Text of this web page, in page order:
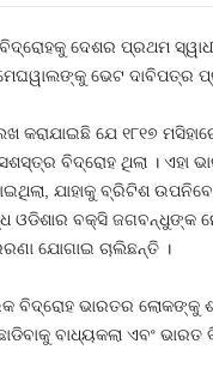
ଦେଶର ପ୍ରଥମ
ଭେଟ ଦାବିପତ୍ର
ଯେ ୧୮୧୭
ବିଦ୍ରୋହ ଥିଲା । ଏହା
ଯାହାକୁ ବ୍ରିଟିଶ
ଓଡିଶାର ବକ୍ସି ଜଗବନ୍ଧୁଙ୍କ
ଯୋଗାଇ ଚାଲିଛନ୍ତି ।
ବିଦ୍ରୋହ ଭାରତର ଲୋକଙ୍କୁ
ବାଧ୍ୟକଲା ଏବଂ ଭାରତ